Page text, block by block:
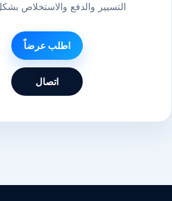
التسيير والدفع والاستخلاص
اطلب عرضاً
اتصال